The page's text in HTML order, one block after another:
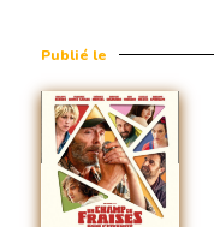
Publié le